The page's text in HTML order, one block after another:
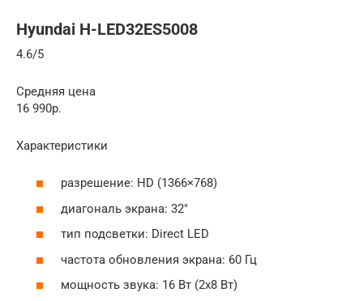
Hyundai H-LED32ES5008
4.6/5
Средняя цена
16 990р.
Характеристики
разрешение: HD (1366×768)
диагональ экрана: 32″
тип подсветки: Direct LED
частота обновления экрана: 60 Гц
мощность звука: 16 Вт (2х8 Вт)